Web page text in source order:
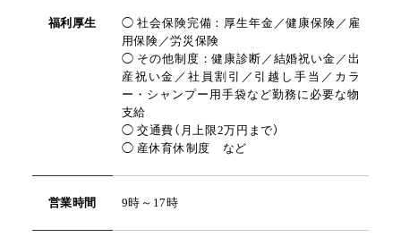
福利厚生
◯ 社会保険完備：厚生年金／健康保険／雇
用保険／労災保険
◯ その他制度：健康診断／結婚祝い金／出
産祝い金／社員割引／引越し手当／カラ
ー・シャンプー用手袋など勤務に必要な物
支給
◯ 交通費（月上限2万円まで）
◯ 産休育休制度 など
営業時間 9時～17時